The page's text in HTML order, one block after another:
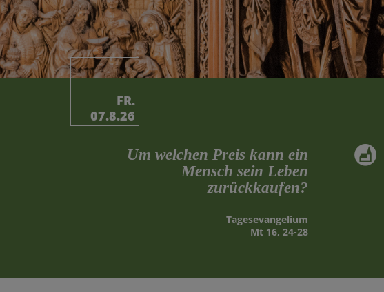
FR.
07.8.26
Um welchen Preis kann ein
Mensch sein Leben
zurückkaufen?
Tages­evangelium
Mt 16, 24-28